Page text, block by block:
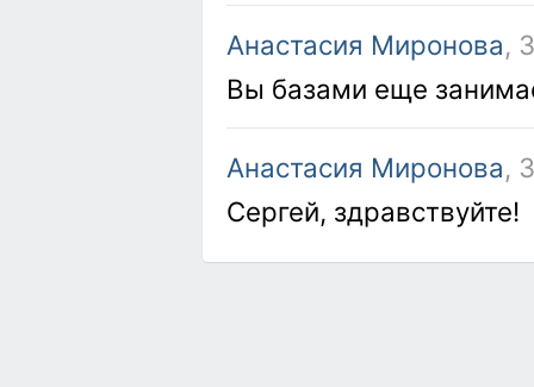
Анастасия Миронова,
Вы базами еще
Анастасия Миронова,
Сергей, здравствуйте!